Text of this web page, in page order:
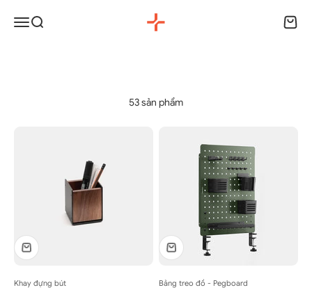
MenuTìm kiếm HyperWork
Giỏ
53 sản phẩm
Khay đựng bút Bảng treo đồ - Pegboard